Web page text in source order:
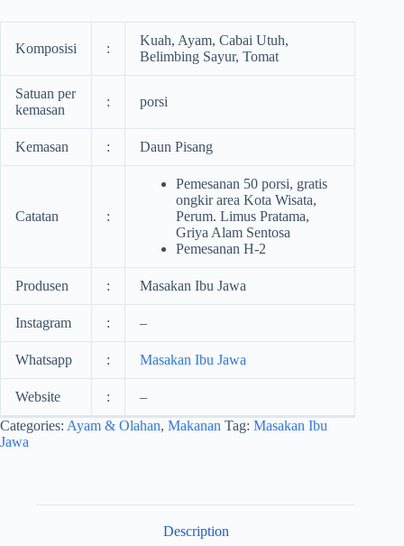
Komposisi :
Kuah, Ayam, Cabai Utuh,
Belimbing Sayur, Tomat
Satuan per
kemasan
: porsi
Kemasan : Daun Pisang
Catatan :
Pemesanan 50 porsi, gratis
ongkir area Kota Wisata,
Perum. Limus Pratama,
Griya Alam Sentosa
Pemesanan H-2
Produsen : Masakan Ibu Jawa
Instagram : –
Whatsapp : Masakan Ibu Jawa
Website :
–
Categories: Ayam & Olahan, Makanan Tag: Masakan Ibu
Jawa
Description